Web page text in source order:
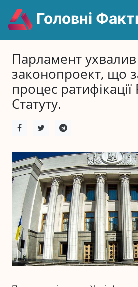
Головні
Парламент ухвалив
законопроект, що
процес
Статуту.